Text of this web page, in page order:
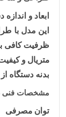
ابعاد و اندازه
این مدل با
ظرفیت کافی
متریال و
بدنه دستگاه
مشخصات فنی
توان مصرفی